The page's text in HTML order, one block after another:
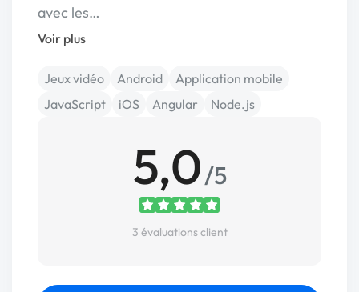
avec les…
Voir plus
Jeux vidéo Android
Application mobile
JavaScript
iOS Angular Node.js
5,0/5
3 évaluations client